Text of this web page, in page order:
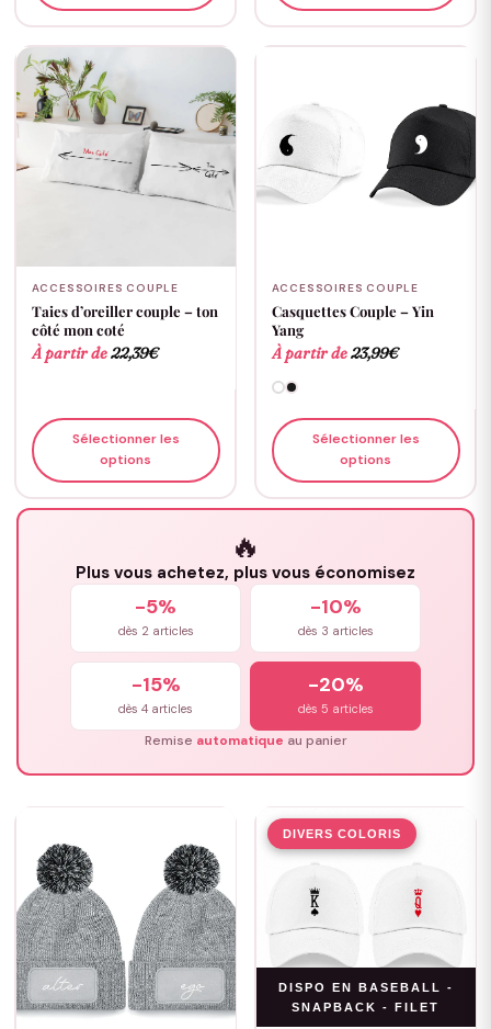
ACCESSOIRES COUPLE
Taies d’oreiller couple – ton
côté mon coté
À partir de22,39€
Sélectionner les
options
ACCESSOIRES COUPLE
Casquettes Couple – Yin
Yang
À partir de23,99€
Sélectionner les
options
🔥
Plus vous achetez, plus vous économisez
-5%
dès 2 articles
-10%
dès 3 articles
-15%
dès 4 articles
-20%
dès 5 articles
Remise automatique au panier
DISPO EN BASEBALL -
SNAPBACK - FILET
DIVERS COLORIS